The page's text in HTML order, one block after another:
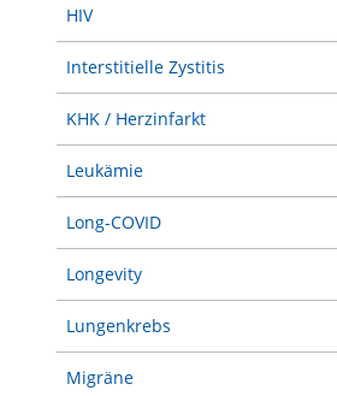
HIV
Interstitielle Zystitis
KHK / Herzinfarkt
Leukämie
Long-COVID
Longevity
Lungenkrebs
Migräne